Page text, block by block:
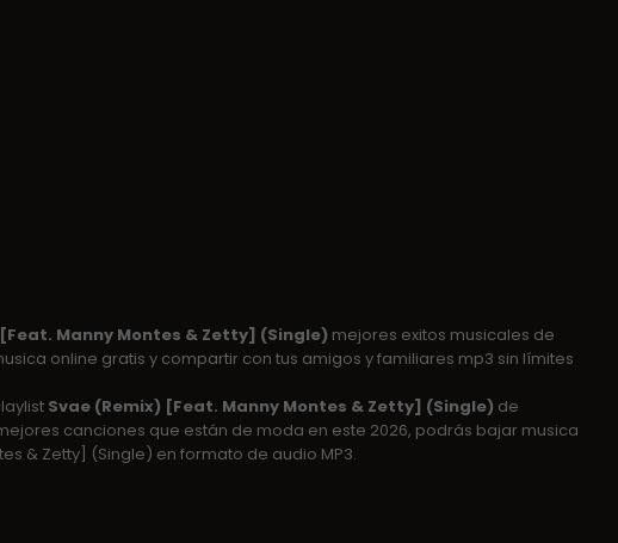
Manny Montes & Zetty] (Single) mejores exitos musicales de
online gratis y compartir con tus amigos y familiares mp3 sin límites
Svae (Remix) [Feat. Manny Montes & Zetty] (Single) de
canciones que están de moda en este 2026, podrás bajar musica
& Zetty] (Single) en formato de audio MP3.